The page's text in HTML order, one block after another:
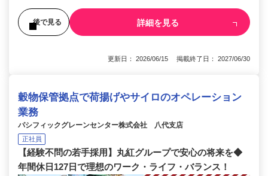
後で見る 詳細を見る
更新日： 2026/06/15 掲載終了日： 2027/06/30
穀物保管拠点で荷揚げやサイロのオペレーション
業務
パシフィックグレーンセンター株式会社 八代支店
正社員
【経験不問の若手採用】丸紅グループで安心の将来を◆
年間休日127日で理想のワーク・ライフ・バランス！